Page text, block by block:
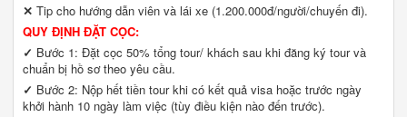
✕Tip cho hướng dẫn viên và lái xe (1.200.000đ/người/chuyến đi).
QUY ĐỊNH ĐẶT CỌC:
✓ Bước 1: Đặt cọc 50% tổng tour/ khách sau khi đăng ký tour và
chuẩn bị hồ sơ theo yêu cầu.
✓ Bước 2: Nộp hết tiền tour khi có kết quả visa hoặc trước ngày
khởi hành 10 ngày làm việc (tùy điều kiện nào đến trước).